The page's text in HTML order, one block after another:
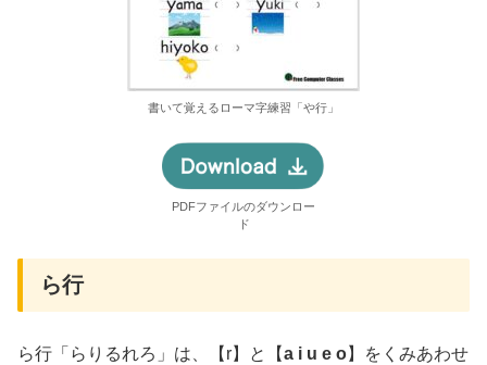
書いて覚えるローマ字練習「や行」
PDFファイルのダウンロー
ド
ら行
ら行「らりるれろ」は、【r】と【a i u e o】をくみあわせ